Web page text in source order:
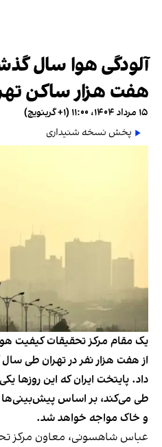
آلودگی هوا سال
هفت هزار ساکن
۱۵ مرداد ۱۴۰۴، ۱۱:۰۰ (‎+۱ گرینویچ)
پخش نسخه شنیداری
یک مقام مرکز تحقیقات کیفیت
از هفت هزار نفر در تهران طی
داد. پایتخت ایران که این روزها
طی می‌کند، بر اساس پیش‌بینی‌ها
و خاک مواجه خواهد شد.
عباس شاهسونی، معاون مرکز